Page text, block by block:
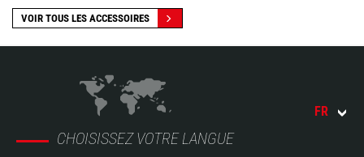
VOIR TOUS LES ACCESSOIRES
CHOISISSEZ VOTRE LANGUE
FR